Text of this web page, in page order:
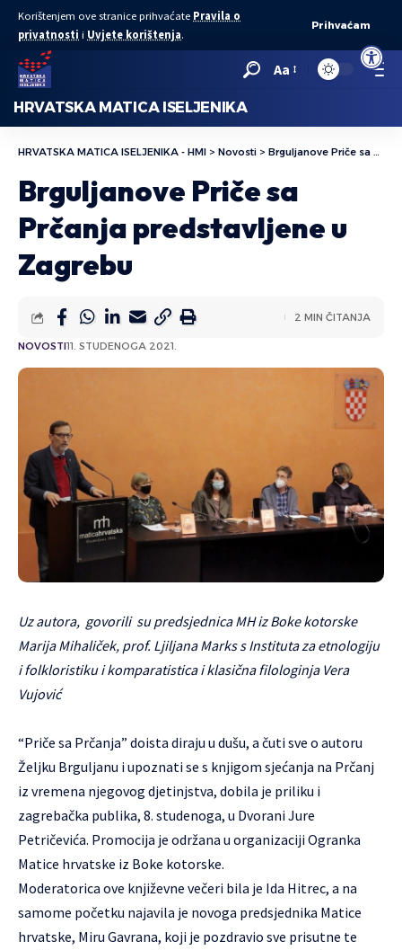
Open
Korištenjem ove stranice prihvaćate Pravila o
privatnosti i Uvjete korištenja.
Prihvaćam
Aa
HRVATSKA MATICA ISELJENIKA
HRVATSKA MATICA ISELJENIKA - HMI > Novosti > Brguljanove Priče sa Prčanja predstavljene u Zagrebu
Brguljanove Priče sa
Prčanja predstavljene u
Zagrebu
NOVOSTI11. STUDENOGA 2021.
2 MIN ČITANJA
Uz autora, govorili su predsjednica MH iz Boke kotorske
Marija Mihaliček, prof. Ljiljana Marks s Instituta za etnologiju
i folkloristiku i komparatistica i klasična filologinja Vera
Vujović
“Priče sa Prčanja” doista diraju u dušu, a čuti sve o autoru
Željku Brguljanu i upoznati se s knjigom sjećanja na Prčanj
iz vremena njegovog djetinjstva, dobila je priliku i
zagrebačka publika, 8. studenoga, u Dvorani Jure
Petričevića. Promocija je održana u organizaciji Ogranka
Matice hrvatske iz Boke kotorske.
Moderatorica ove književne večeri bila je Ida Hitrec, a na
samome početku najavila je novoga predsjednika Matice
hrvatske, Miru Gavrana, koji je pozdravio sve prisutne te